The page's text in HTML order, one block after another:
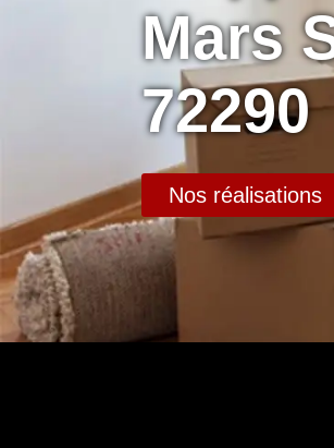
Mars
72290
Nos réalisations